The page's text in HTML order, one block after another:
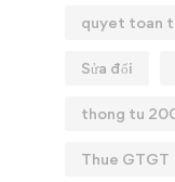
quyet toan
Sửa đổi
thong tu
Thue GTGT